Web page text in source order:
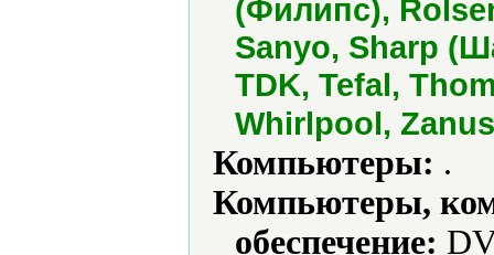
(Филипс),
Sanyo, Sharp
TDK, Tefal,
Whirlpool,
Компьютеры: .
Компьютеры,
обеспечение: